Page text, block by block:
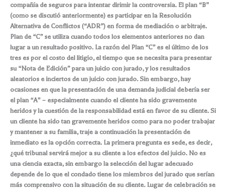
compañía de seguros para intentar dirimir la controversia. El plan “B”
(como se discutió anteriormente) es participar en la Resolución
Alternativa de Conflictos (“ADR”) en forma de mediación o arbitraje.
Plan de “C” se utiliza cuando todos los elementos anteriores no dan
lugar a un resultado positivo. La razón del Plan “C” es el último de los
tres es por el costo del litigio, el tiempo que se necesita para presentar
su “Nota de Edición” para un juicio con jurado, y los resultados
aleatorios e inciertos de un juicio con jurado. Sin embargo, hay
ocasiones en que la presentación de una demanda judicial debería ser
el plan “A” – especialmente cuando el cliente ha sido gravemente
heridos y la cuestión de la responsabilidad está en favor de su cliente. Si
un cliente ha sido tan gravemente heridos como para no poder trabajar
y mantener a su familia, traje a continuación la presentación de
inmediato es la opción correcta. La primera pregunta es sede, es decir,
¿qué tribunal servirá mejor a su cliente a los efectos del juicio. No es
una ciencia exacta, sin embargo la selección del lugar adecuado
depende de lo que el condado tiene los miembros del jurado que serían
más comprensivo con la situación de su cliente. Lugar de celebración se